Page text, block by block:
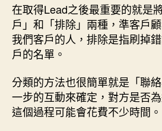
在取得Lead之後最重要的就是
戶」和「排除」兩種，準客戶
我們客戶的人，排除是指刷掉
戶的名單。
分類的方法也很簡單就是「聯
一步的互動來確定，對方是否
這個過程可能會花費不少時間。